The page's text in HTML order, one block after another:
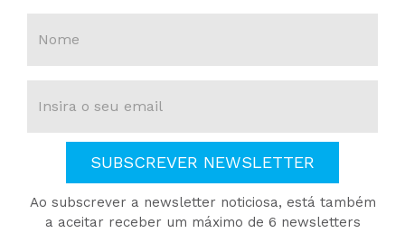
SUBSCREVER NEWSLETTER
Ao subscrever a newsletter noticiosa, está também
a aceitar receber um máximo de 6 newsletters